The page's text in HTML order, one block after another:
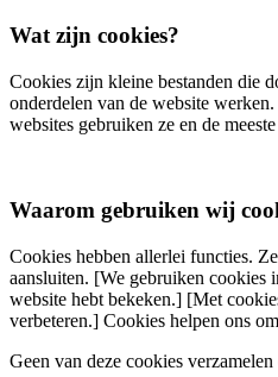
Wat zijn cookies?
Cookies zijn kleine bestanden die
onderdelen van de website
websites gebruiken ze en de
Waarom gebruiken wij
Cookies hebben allerlei functies.
aansluiten. [We gebruiken cookies
website hebt bekeken.] [Met
verbeteren.] Cookies helpen ons
Geen van deze cookies